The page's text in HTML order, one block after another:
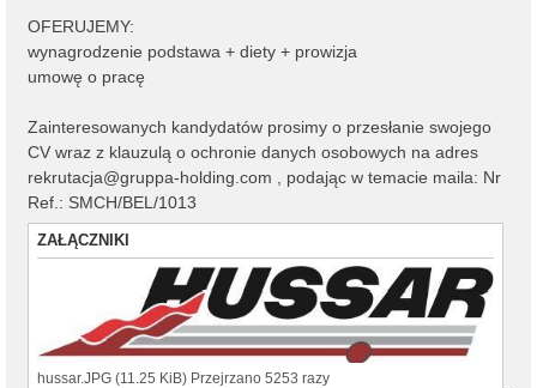
OFERUJEMY:
wynagrodzenie podstawa + diety + prowizja
umowę o pracę
Zainteresowanych kandydatów prosimy o przesłanie swojego
CV wraz z klauzulą o ochronie danych osobowych na adres
rekrutacja@gruppa-holding.com , podając w temacie maila: Nr
Ref.: SMCH/BEL/1013
ZAŁĄCZNIKI
hussar.JPG (11.25 KiB) Przejrzano 5253 razy